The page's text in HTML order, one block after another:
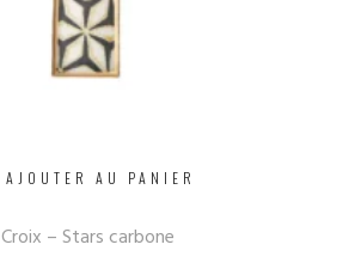
AJOUTER AU PANIER
Croix – Stars carbone